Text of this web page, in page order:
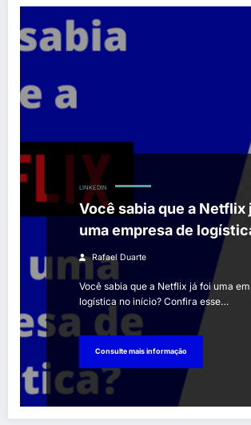
LINKEDIN
Você sabia que a Netflix
uma empresa de
Rafael Duarte
Você sabia que a Netflix já foi uma
logística no início? Confira esse…
Consulte mais informação